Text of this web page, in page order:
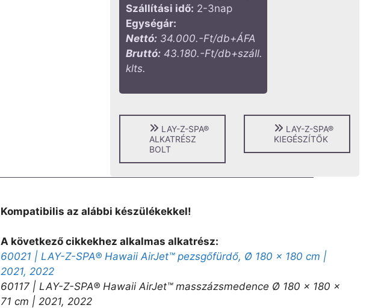
Szállítási idő: 2-3nap
Egységár:
Nettó: 34.000.-Ft/db+ÁFA
Bruttó: 43.180.-Ft/db+száll.
klts.
LAY-Z-SPA®
ALKATRÉSZ
BOLT
LAY-Z-SPA®
KIEGÉSZÍTŐK
Kompatibilis az alábbi készülékekkel!
A következő cikkekhez alkalmas alkatrész:
60021 | LAY-Z-SPA® Hawaii AirJet™ pezsgőfürdő, Ø 180 x 180 cm |
2021, 2022
60117 | LAY-Z-SPA® Hawaii AirJet™ masszázsmedence Ø 180 x 180 x
71 cm | 2021, 2022